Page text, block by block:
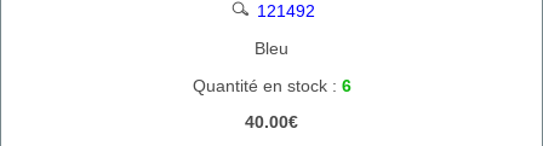
121492
Bleu
Quantité en stock : 6
40.00€